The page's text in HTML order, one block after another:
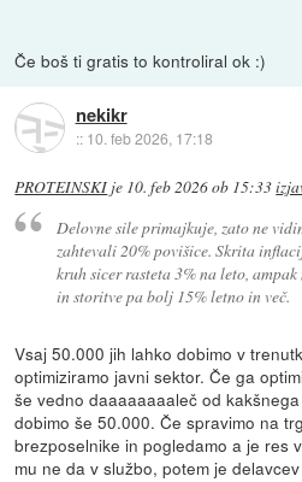
Če boš ti gratis to kontroliral ok :)
nekikr
:: 10. feb 2026, 17:18
PROTEINSKI je 10. feb 2026 ob 15:33
Delovne sile primajkuje, zato ne
zahtevali 20% povišice. Skrita
kruh sicer rasteta 3% na leto,
in storitve pa bolj 15% letno in več.
Vsaj 50.000 jih lahko dobimo v
optimiziramo javni sektor. Če ga
še vedno daaaaaaaaleč od
dobimo še 50.000. Če spravimo na
brezposelnike in pogledamo a je res
mu ne da v službo, potem je